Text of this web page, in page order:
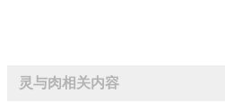
灵与肉相关内容